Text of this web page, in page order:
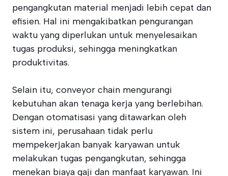
pengangkutan material menjadi lebih cepat dan
efisien. Hal ini mengakibatkan pengurangan
waktu yang diperlukan untuk menyelesaikan
tugas produksi, sehingga meningkatkan
produktivitas.
Selain itu, conveyor chain mengurangi
kebutuhan akan tenaga kerja yang berlebihan.
Dengan otomatisasi yang ditawarkan oleh
sistem ini, perusahaan tidak perlu
mempekerjakan banyak karyawan untuk
melakukan tugas pengangkutan, sehingga
menekan biaya gaji dan manfaat karyawan. Ini